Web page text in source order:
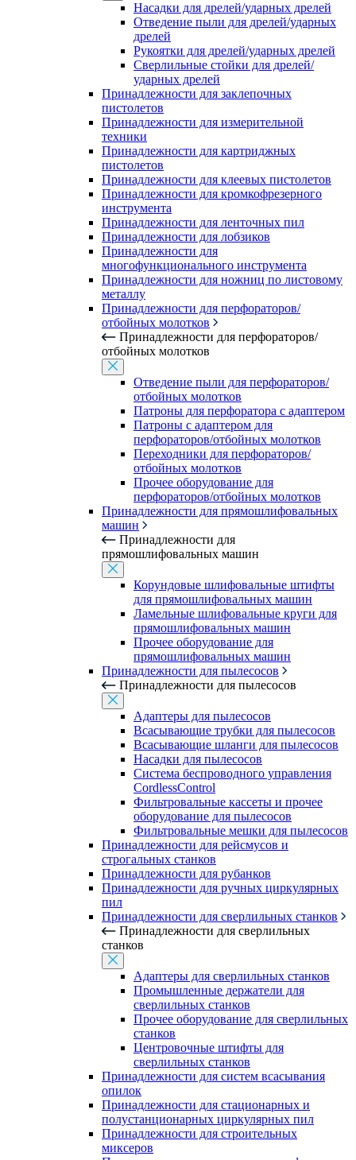
Насадки для дрелей/ударных дрелей
Отведение пыли для дрелей/ударных
дрелей
Рукоятки для дрелей/ударных дрелей
Сверлильные стойки для дрелей/
ударных дрелей
Принадлежности для заклепочных
пистолетов
Принадлежности для измерительной
техники
Принадлежности для картриджных
пистолетов
Принадлежности для клеевых пистолетов
Принадлежности для кромкофрезерного
инструмента
Принадлежности для ленточных пил
Принадлежности для лобзиков
Принадлежности для
многофункционального инструмента
Принадлежности для ножниц по листовому
металлу
Принадлежности для перфораторов/
отбойных молотков
Принадлежности для перфораторов/
отбойных молотков
Отведение пыли для перфораторов/
отбойных молотков
Патроны для перфоратора с адаптером
Патроны с адаптером для
перфораторов/отбойных молотков
Переходники для перфораторов/
отбойных молотков
Прочее оборудование для
перфораторов/отбойных молотков
Принадлежности для прямошлифовальных
машин
Принадлежности для
прямошлифовальных машин
Корундовые шлифовальные штифты
для прямошлифовальных машин
Ламельные шлифовальные круги для
прямошлифовальных машин
Прочее оборудование для
прямошлифовальных машин
Принадлежности для пылесосов
Принадлежности для пылесосов
Адаптеры для пылесосов
Всасывающие трубки для пылесосов
Всасывающие шланги для пылесосов
Насадки для пылесосов
Система беспроводного управления
CordlessControl
Фильтровальные кассеты и прочее
оборудование для пылесосов
Фильтровальные мешки для пылесосов
Принадлежности для рейсмусов и
строгальных станков
Принадлежности для рубанков
Принадлежности для ручных циркулярных
пил
Принадлежности для сверлильных станков
Принадлежности для сверлильных
станков
Адаптеры для сверлильных станков
Промышленные держатели для
сверлильных станков
Прочее оборудование для сверлильных
станков
Центровочные штифты для
сверлильных станков
Принадлежности для систем всасывания
опилок
Принадлежности для стационарных и
полустанционарных циркулярных пил
Принадлежности для строительных
миксеров